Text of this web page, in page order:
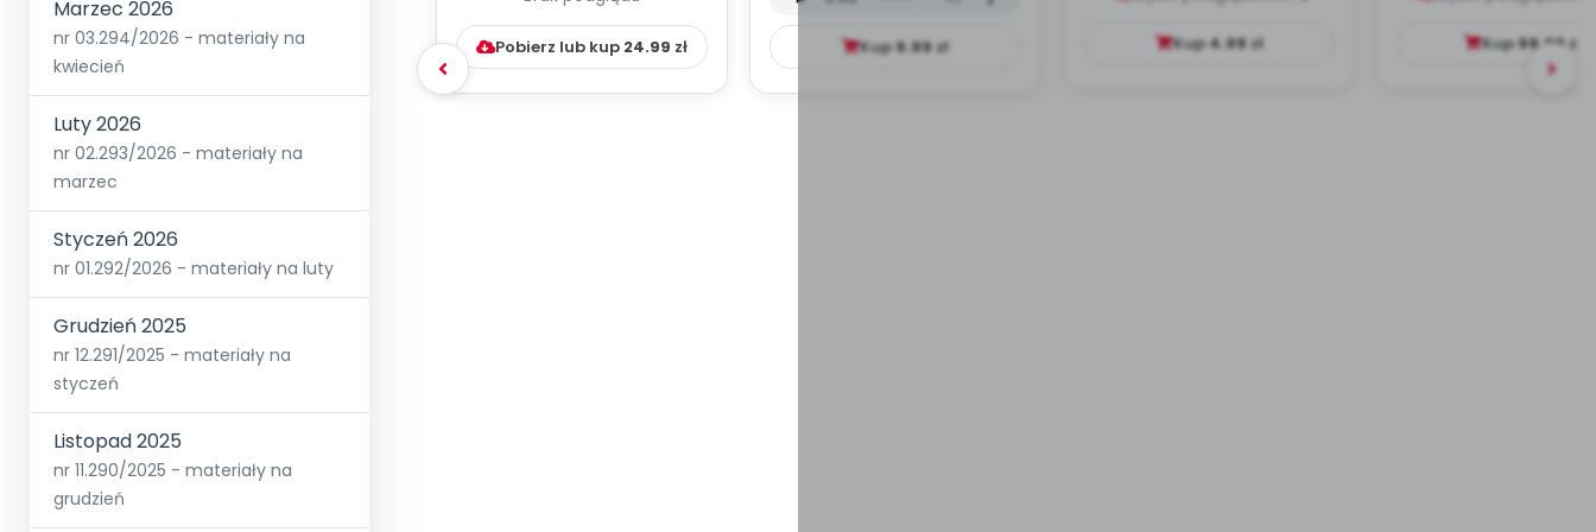
Marzec 2026
nr 03.294/2026 - materiały na
kwiecień
Luty 2026
nr 02.293/2026 - materiały na
marzec
Styczeń 2026
nr 01.292/2026 - materiały na luty
Grudzień 2025
nr 12.291/2025 - materiały na
styczeń
Listopad 2025
nr 11.290/2025 - materiały na
grudzień
DYDAKTYC...
Pobierz lub kup 24.99 zł Kup9.99zł Kup4.99zł Kup99.00zł